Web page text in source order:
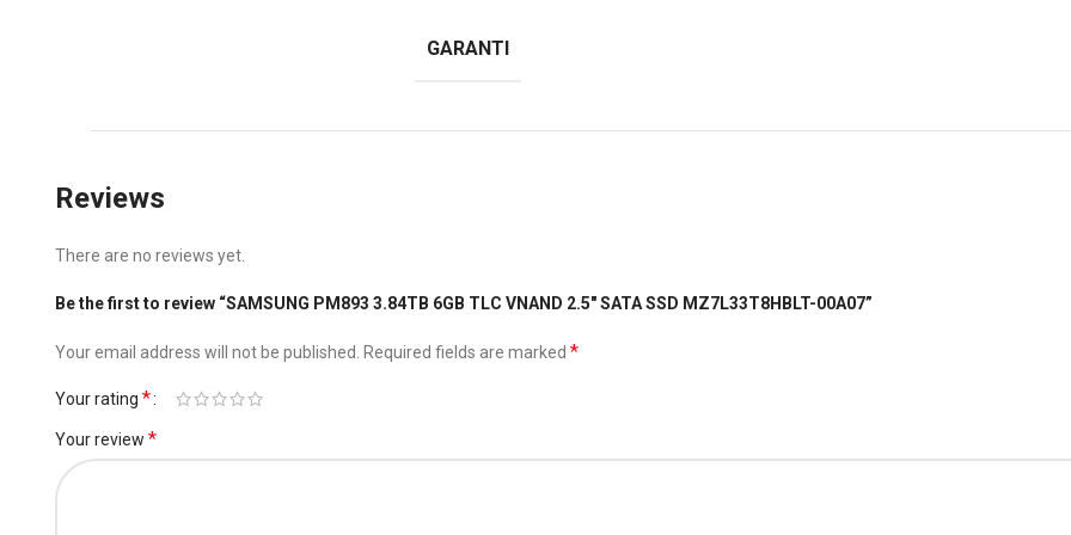
GARANTI
Reviews
There are no reviews yet.
Be the first to review “SAMSUNG PM893 3.84TB 6GB TLC VNAND 2.5″ SATA SSD MZ7L33T8HBLT-00A07”
Your email address will not be published. Required fields are marked *
Your rating *
Your review *